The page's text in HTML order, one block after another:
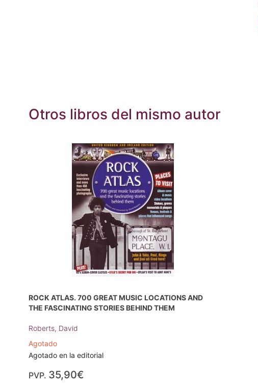
Otros libros del mismo autor
ROCK ATLAS. 700 GREAT MUSIC LOCATIONS AND
THE FASCINATING STORIES BEHIND THEM
Roberts, David
Agotado
Agotado en la editorial
PVP. 35,90€